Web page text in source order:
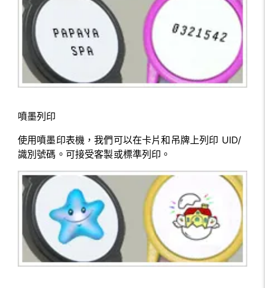
噴墨列印
使用噴墨印表機，我們可以在卡片和吊牌上列印 UID/
識別號碼。可接受客製或標準列印。